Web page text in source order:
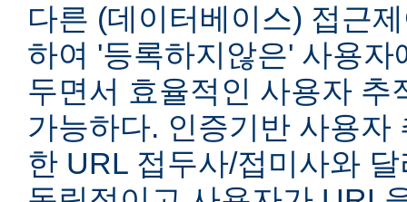
다른 (데이터베이스) 접근
하여 '등록하지않은' 사용
두면서 효율적인 사용자 추
가능하다. 인증기반 사용자
한 URL 접두사/접미사와